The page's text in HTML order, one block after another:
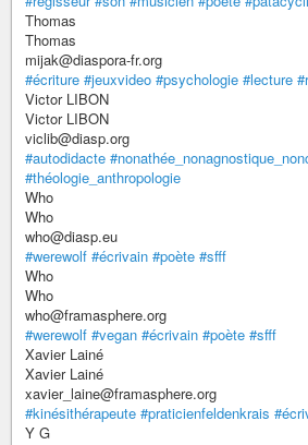
Thomas
Thomas
mijak@diaspora-fr.org
#écriture #jeuxvideo #psychologie #lecture
Victor LIBON
Victor LIBON
viclib@diasp.org
#autodidacte
#théologie_anthropologie
Who
Who
who@diasp.eu
#werewolf #écrivain #poète #sfff
Who
Who
who@framasphere.org
#werewolf #vegan #écrivain #poète #sfff
Xavier Lainé
Xavier Lainé
xavier_laine@framasphere.org
#kinésithérapeute #praticienfeldenkrais
Y G